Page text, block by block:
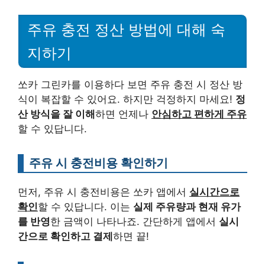
주유 충전 정산 방법에 대해 숙
지하기
쏘카 그린카를 이용하다 보면 주유 충전 시 정산 방
식이 복잡할 수 있어요. 하지만 걱정하지 마세요! 정
산 방식을 잘 이해하면 언제나 안심하고 편하게 주유
할 수 있답니다.
주유 시 충전비용 확인하기
먼저, 주유 시 충전비용은 쏘카 앱에서 실시간으로
확인할 수 있답니다. 이는 실제 주유량과 현재 유가
를 반영한 금액이 나타나죠. 간단하게 앱에서 실시
간으로 확인하고 결제 하면 끝!